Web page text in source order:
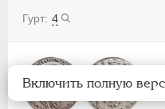
4
Включить полную